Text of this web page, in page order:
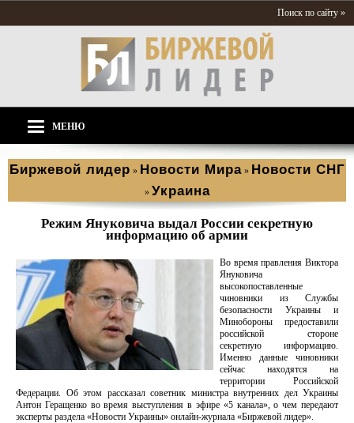
Поиск по сайту »
МЕНЮ
Биржевой лидер » Новости Мира » Новости СНГ
» Украина
Режим Януковича выдал России секретную
информацию об армии
Во время правления Виктора
Януковича
высокопоставленные
чиновники из Службы
безопасности Украины и
Минобороны предоставили
российской стороне
секретную информацию.
Именно данные чиновники
сейчас находятся на
территории Российской
Федерации. Об этом рассказал советник министра внутренних дел Украины
Антон Геращенко во время выступления в эфире «5 канала», о чем передают
эксперты раздела «Новости Украины» онлайн-журнала «Биржевой лидер».